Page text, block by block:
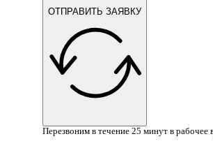
ОТПРАВИТЬ ЗАЯВКУ
Перезвоним в течение 25 минут в рабочее